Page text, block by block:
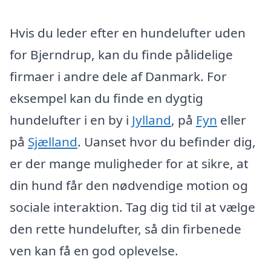
Hvis du leder efter en hundelufter uden
for Bjerndrup, kan du finde pålidelige
firmaer i andre dele af Danmark. For
eksempel kan du finde en dygtig
hundelufter i en by i Jylland, på Fyn eller
på Sjælland. Uanset hvor du befinder dig,
er der mange muligheder for at sikre, at
din hund får den nødvendige motion og
sociale interaktion. Tag dig tid til at vælge
den rette hundelufter, så din firbenede
ven kan få en god oplevelse.